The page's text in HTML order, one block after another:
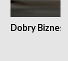
Dobry Biznes